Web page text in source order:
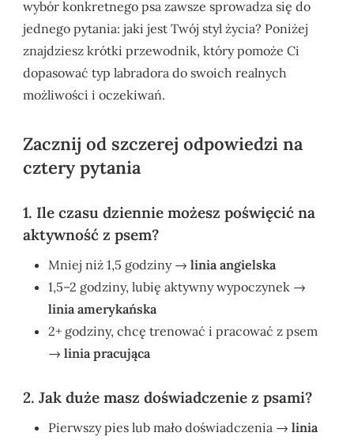
wybór konkretnego psa zawsze sprowadza się do
jednego pytania: jaki jest Twój styl życia? Poniżej
znajdziesz krótki przewodnik, który pomoże Ci
dopasować typ labradora do swoich realnych
możliwości i oczekiwań.
Zacznij od szczerej odpowiedzi na
cztery pytania
1. Ile czasu dziennie możesz poświęcić na
aktywność z psem?
Mniej niż 1,5 godziny →linia angielska
1,5–2 godziny, lubię aktywny wypoczynek →
linia amerykańska
2+ godziny, chcę trenować i pracować z psem
→linia pracująca
2. Jak duże masz doświadczenie z psami?
Pierwszy pies lub mało doświadczenia →linia